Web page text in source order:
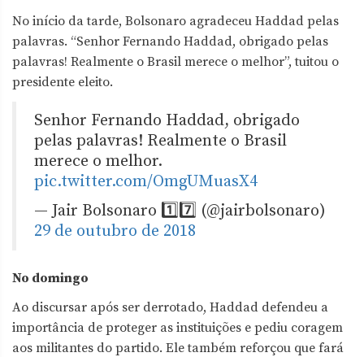
No início da tarde, Bolsonaro agradeceu Haddad pelas
palavras. “Senhor Fernando Haddad, obrigado pelas
palavras! Realmente o Brasil merece o melhor”, tuitou o
presidente eleito.
Senhor Fernando Haddad, obrigado
pelas palavras! Realmente o Brasil
merece o melhor.
pic.twitter.com/OmgUMuasX4
— Jair Bolsonaro 1️⃣7️⃣ (@jairbolsonaro)
29 de outubro de 2018
No domingo
Ao discursar após ser derrotado, Haddad defendeu a
importância de proteger as instituições e pediu coragem
aos militantes do partido. Ele também reforçou que fará